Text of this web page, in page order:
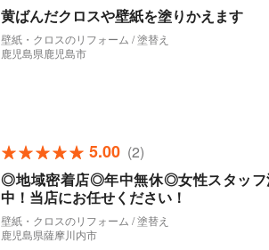
黄ばんだクロスや壁紙を塗りかえます
壁紙・クロスのリフォーム / 塗替え
鹿児島県鹿児島市
5.00 (2)
◎地域密着店◎年中無休◎女性スタッフ
中！当店にお任せください！
壁紙・クロスのリフォーム / 塗替え
鹿児島県薩摩川内市